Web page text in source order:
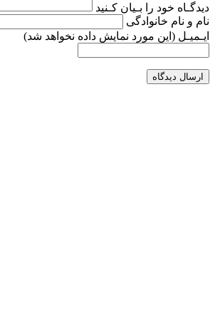
دیدگـاه خود را بـیان کـنید
نام و نام خانوادگی
ایـمیـل (این مورد نمایش داده نخواهد شد)
ارسال دیدگاه